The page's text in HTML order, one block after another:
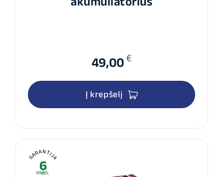
49,00 €
Į krepšelį
GARANTIJA
6
mėn.